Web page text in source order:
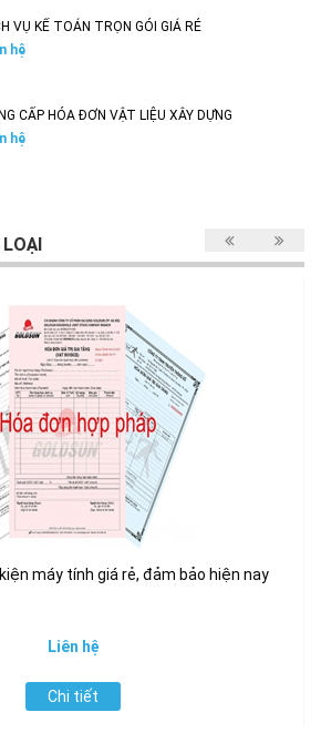
VỤ KẾ TOÁN TRỌN GÓI GIÁ RẺ
hệ
CẤP HÓA ĐƠN VẬT LIỆU XÂY DỰNG
hệ
máy tính giá rẻ, đảm bảo hiện nay
Liên hệ
Chi tiết